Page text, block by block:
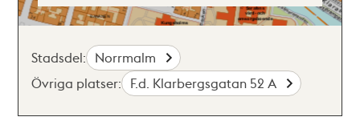
Stadsdel: Norrmalm
Övriga platser: F.d. Klarbergsgatan 52 A